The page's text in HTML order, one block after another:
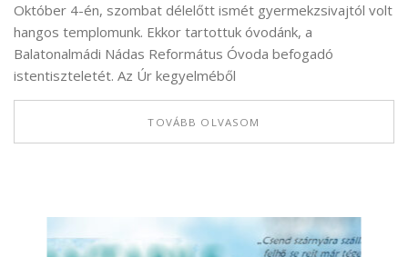
Október 4-én, szombat délelőtt ismét gyermekzsivajtól volt
hangos templomunk. Ekkor tartottuk óvodánk, a
Balatonalmádi Nádas Református Óvoda befogadó
istentiszteletét. Az Úr kegyelméből
TOVÁBB OLVASOM